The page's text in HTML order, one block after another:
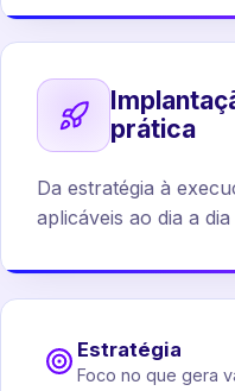
prática
Da estratégia à
aplicáveis ao dia a
Estratégia
Foco no que gera